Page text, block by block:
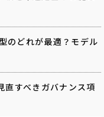
のどれが最適？モデル
すべきガバナンス項